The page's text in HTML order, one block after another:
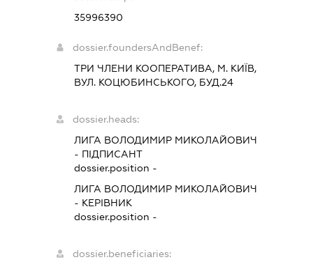
35996390
dossier.foundersAndBenef:
ТРИ ЧЛЕНИ КООПЕРАТИВА, М. КИЇВ,
ВУЛ. КОЦЮБИНСЬКОГО, БУД.24
dossier.heads:
ЛИГА ВОЛОДИМИР МИКОЛАЙОВИЧ
- ПІДПИСАНТ
dossier.position -
ЛИГА ВОЛОДИМИР МИКОЛАЙОВИЧ
- КЕРІВНИК
dossier.position -
dossier.beneficiaries: